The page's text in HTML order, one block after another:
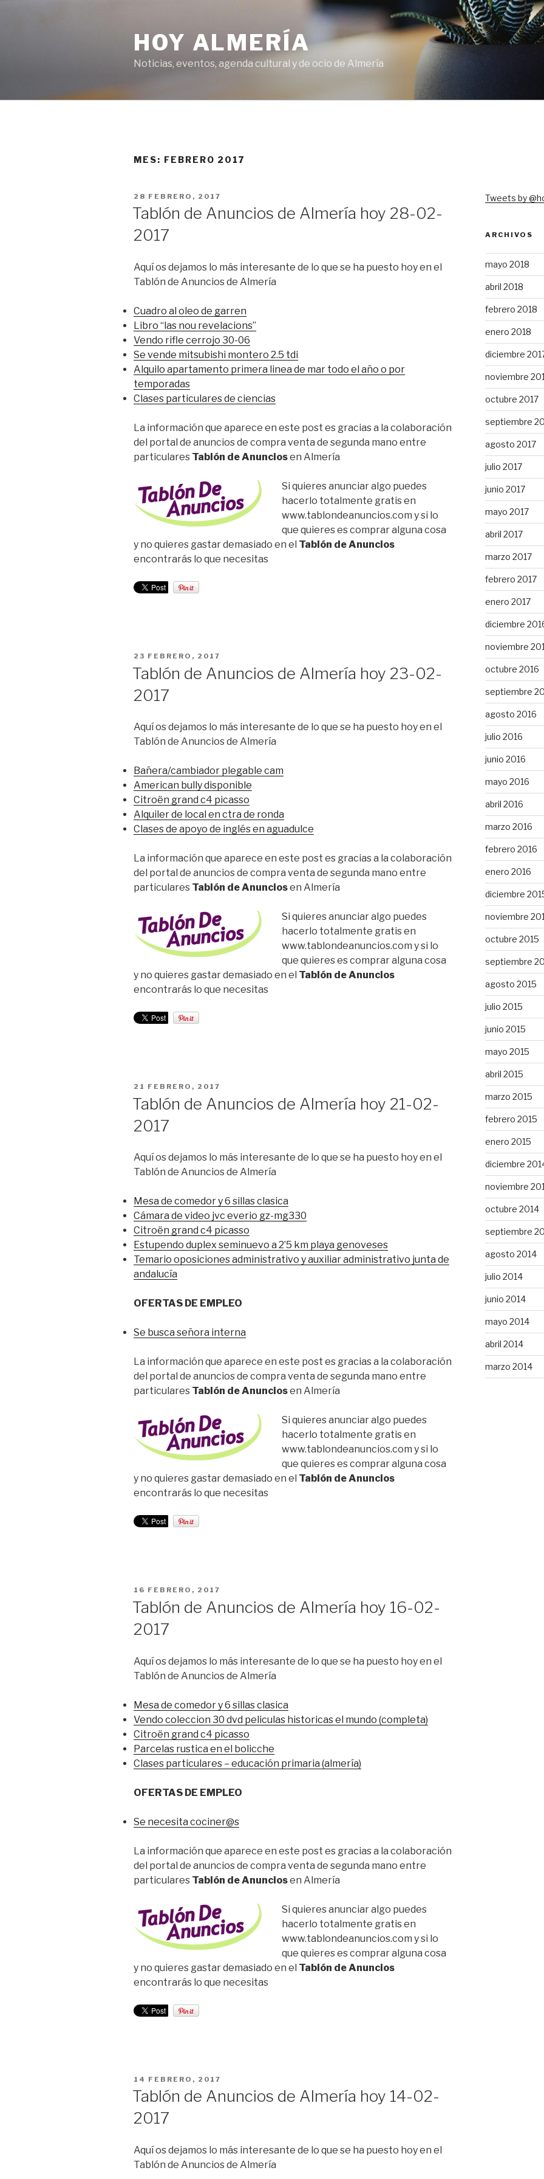
HOY ALMERÍA
Noticias, eventos, agenda cultural y de ocio de Almería
MES: FEBRERO 2017
PUBLICADO
28 FEBRERO, 2017
Tablón de Anuncios de Almería hoy 28-02-
2017
Aquí os dejamos lo más interesante de lo que se ha puesto hoy en el
Tablón de Anuncios de Almería
Cuadro al oleo de garren
Libro “las nou revelacions”
Vendo rifle cerrojo 30-06
Se vende mitsubishi montero 2.5 tdi
Alquilo apartamento primera linea de mar todo el año o por
temporadas
Clases particulares de ciencias
La información que aparece en este post es gracias a la colaboración
del portal de anuncios de compra venta de segunda mano entre
particulares Tablón de Anunciosen Almería
Si quieres anunciar algo puedes
hacerlo totalmente gratis en
www.tablondeanuncios.com y si lo
que quieres es comprar alguna cosa
y no quieres gastar demasiado en el Tablón de Anuncios
encontrarás lo que necesitas
PUBLICADO
23 FEBRERO, 2017
Tablón de Anuncios de Almería hoy 23-02-
2017
Aquí os dejamos lo más interesante de lo que se ha puesto hoy en el
Tablón de Anuncios de Almería
Bañera/cambiador plegable cam
American bully disponible
Citroën grand c4 picasso
Alquiler de local en ctra de ronda
Clases de apoyo de inglés en aguadulce
La información que aparece en este post es gracias a la colaboración
del portal de anuncios de compra venta de segunda mano entre
particulares Tablón de Anunciosen Almería
Si quieres anunciar algo puedes
hacerlo totalmente gratis en
www.tablondeanuncios.com y si lo
que quieres es comprar alguna cosa
y no quieres gastar demasiado en el Tablón de Anuncios
encontrarás lo que necesitas
PUBLICADO
21 FEBRERO, 2017
Tablón de Anuncios de Almería hoy 21-02-
2017
Aquí os dejamos lo más interesante de lo que se ha puesto hoy en el
Tablón de Anuncios de Almería
Mesa de comedor y 6 sillas clasica
Cámara de video jvc everio gz-mg330
Citroën grand c4 picasso
Estupendo duplex seminuevo a 2’5 km playa genoveses
Temario oposiciones administrativo y auxiliar administrativo junta de
andalucía
OFERTAS DE EMPLEO
Se busca señora interna
La información que aparece en este post es gracias a la colaboración
del portal de anuncios de compra venta de segunda mano entre
particulares Tablón de Anunciosen Almería
Si quieres anunciar algo puedes
hacerlo totalmente gratis en
www.tablondeanuncios.com y si lo
que quieres es comprar alguna cosa
y no quieres gastar demasiado en el Tablón de Anuncios
encontrarás lo que necesitas
PUBLICADO
16 FEBRERO, 2017
Tablón de Anuncios de Almería hoy 16-02-
2017
Aquí os dejamos lo más interesante de lo que se ha puesto hoy en el
Tablón de Anuncios de Almería
Mesa de comedor y 6 sillas clasica
Vendo coleccion 30 dvd peliculas historicas el mundo (completa)
Citroën grand c4 picasso
Parcelas rustica en el bolicche
Clases particulares – educación primaria (almería)
OFERTAS DE EMPLEO
Se necesita cociner@s
La información que aparece en este post es gracias a la colaboración
del portal de anuncios de compra venta de segunda mano entre
particulares Tablón de Anunciosen Almería
Si quieres anunciar algo puedes
hacerlo totalmente gratis en
www.tablondeanuncios.com y si lo
que quieres es comprar alguna cosa
y no quieres gastar demasiado en el Tablón de Anuncios
encontrarás lo que necesitas
PUBLICADO
14 FEBRERO, 2017
Tablón de Anuncios de Almería hoy 14-02-
2017
Aquí os dejamos lo más interesante de lo que se ha puesto hoy en el
Tablón de Anuncios de Almería
Tweets by
ARCHIVOS
mayo 2018
abril 2018
febrero 2018
enero 2018
diciembre
noviembre
octubre 2017
septiembre
agosto 2017
julio 2017
junio 2017
mayo 2017
abril 2017
marzo 2017
febrero 2017
enero 2017
diciembre
noviembre
octubre 2016
septiembre
agosto 2016
julio 2016
junio 2016
mayo 2016
abril 2016
marzo 2016
febrero 2016
enero 2016
diciembre
noviembre
octubre 2015
septiembre
agosto 2015
julio 2015
junio 2015
mayo 2015
abril 2015
marzo 2015
febrero 2015
enero 2015
diciembre
noviembre
octubre 2014
septiembre
agosto 2014
julio 2014
junio 2014
mayo 2014
abril 2014
marzo 2014